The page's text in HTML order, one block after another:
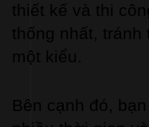
thiết kế và thi
thống nhất,
một kiểu.
Bên cạnh đó,